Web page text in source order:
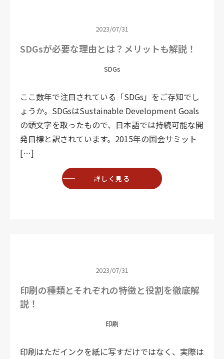
2023/07/31
SDGsが必要な理由とは？メリットも解説！
SDGs
ここ数年で注目されている「SDGs」をご存知でし
ょうか。SDGsはSustainable Development Goals
の頭文字を取ったもので、日本語では持続可能な開
発目標と訳されています。2015年の国会サミット
[…]
詳しく見る
2023/07/31
印刷の種類とそれぞれの特徴と役割を徹底解
説！
印刷
印刷はただインクを紙に写すだけではなく、実際は